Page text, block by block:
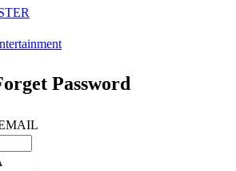
Password